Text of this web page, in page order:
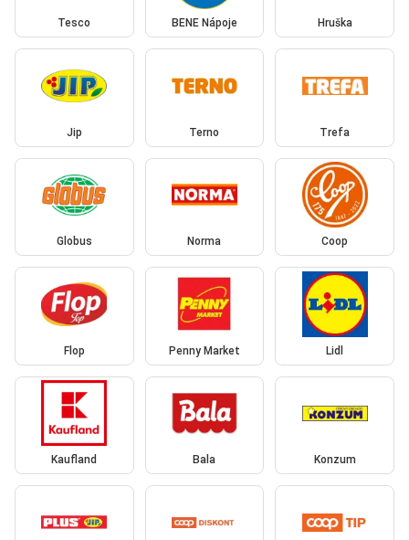
Tesco BENE Nápoje Hruška
Jip Terno Trefa
Globus Norma Coop
Flop Penny Market Lidl
Kaufland Bala Konzum